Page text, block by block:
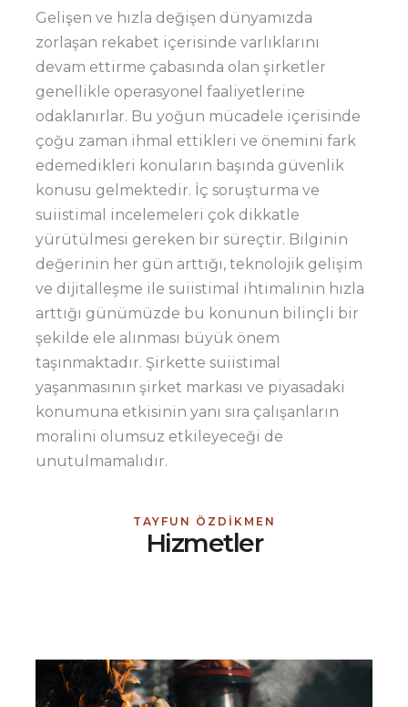
Gelişen ve hızla değişen dünyamızda
zorlaşan rekabet içerisinde varlıklarını
devam ettirme çabasında olan şirketler
genellikle operasyonel faaliyetlerine
odaklanırlar. Bu yoğun mücadele içerisinde
çoğu zaman ihmal ettikleri ve önemini fark
edemedikleri konuların başında güvenlik
konusu gelmektedir. İç soruşturma ve
suiistimal incelemeleri çok dikkatle
yürütülmesi gereken bir süreçtir. Bilginin
değerinin her gün arttığı, teknolojik gelişim
ve dijitalleşme ile suiistimal ihtimalinin hızla
arttığı günümüzde bu konunun bilinçli bir
şekilde ele alınması büyük önem
taşınmaktadır. Şirkette suiistimal
yaşanmasının şirket markası ve piyasadaki
konumuna etkisinin yanı sıra çalışanların
moralini olumsuz etkileyeceği de
unutulmamalıdır.
TAYFUN ÖZDIKMEN
Hizmetler